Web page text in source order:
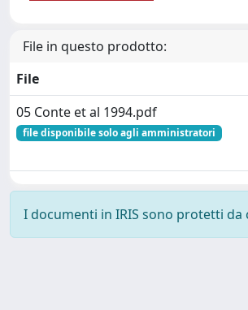
File in questo prodotto:
File
05 Conte et al 1994.pdf
file disponibile solo agli amministratori
I documenti in IRIS sono protetti